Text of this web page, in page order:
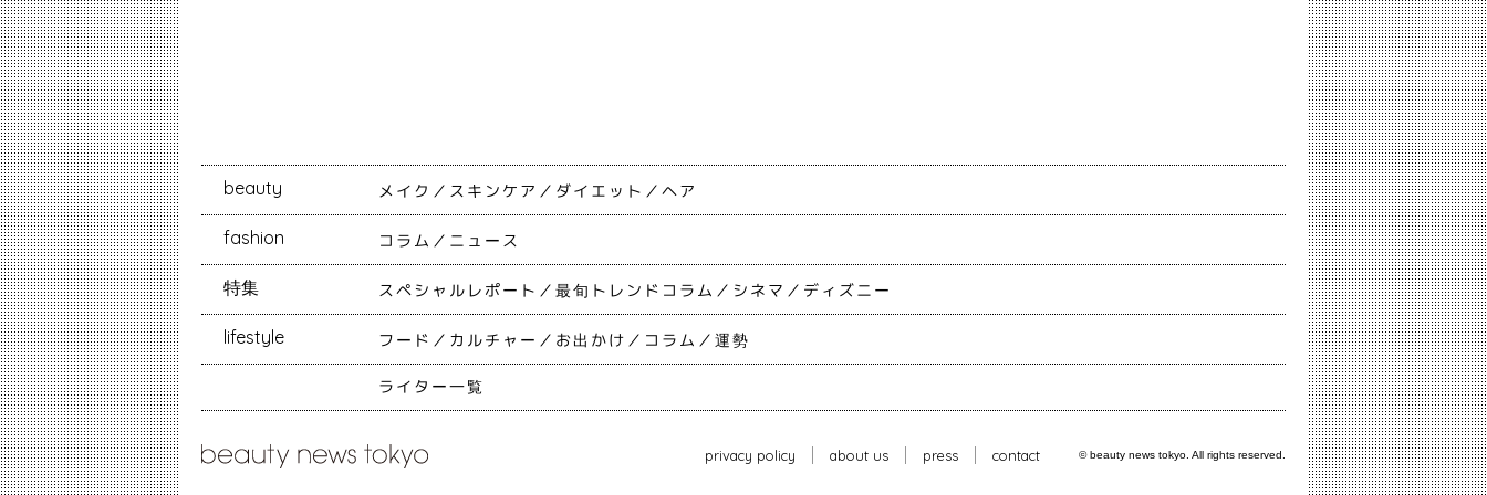
beauty メイク スキンケア ダイエット ヘア
fashion コラム ニュース
特集 スペシャルレポート 最旬トレンドコラム シネマ ディズニー
lifestyle フード カルチャー お出かけ コラム 運勢
ライター一覧
privacy policy about us press contact © beauty news tokyo. All rights reserved.